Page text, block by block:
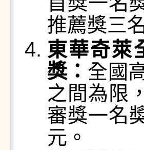
推薦獎三
東華奇萊
獎： 全國
之間為限
審獎一名
元。